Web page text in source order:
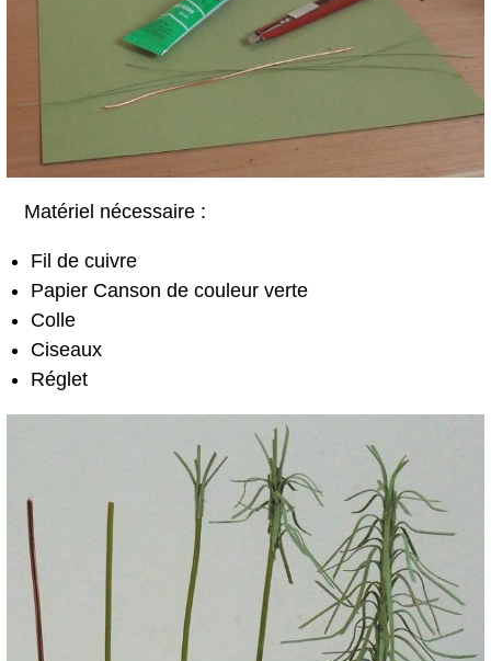
Matériel nécessaire :
Fil de cuivre
Papier Canson de couleur verte
Colle
Ciseaux
Réglet